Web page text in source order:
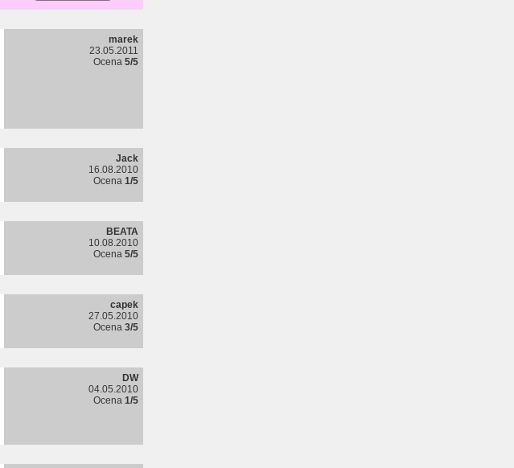
marek
23.05.2011
Ocena 5/5
Jack
16.08.2010
Ocena 1/5
BEATA
10.08.2010
Ocena 5/5
capek
27.05.2010
Ocena 3/5
DW
04.05.2010
Ocena 1/5